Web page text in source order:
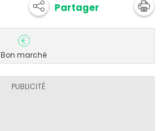
Partager
Bon marché